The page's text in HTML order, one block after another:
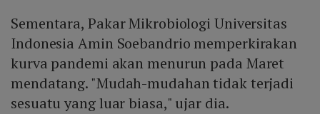
Sementara, Pakar Mikrobiologi Universitas
Indonesia Amin Soebandrio memperkirakan
kurva pandemi akan menurun pada Maret
mendatang. "Mudah-mudahan tidak terjadi
sesuatu yang luar biasa," ujar dia.